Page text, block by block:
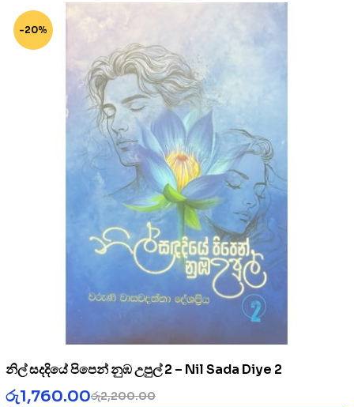
-20%
නිල් සදදියේ පිපෙන් නුඹ උපුල් 2 – Nil Sada Diye 2
රු2,200.00
රු1,760.00